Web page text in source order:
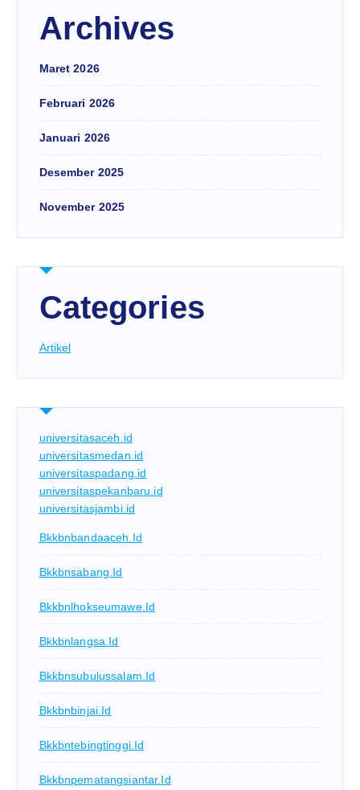
Archives
Maret 2026
Februari 2026
Januari 2026
Desember 2025
November 2025
Categories
Artikel
universitasaceh.id
universitasmedan.id
universitaspadang.id
universitaspekanbaru.id
universitasjambi.id
Bkkbnbandaaceh.id
Bkkbnsabang.id
Bkkbnlhokseumawe.id
Bkkbnlangsa.id
Bkkbnsubulussalam.id
Bkkbnbinjai.id
Bkkbntebingtinggi.id
Bkkbnpematangsiantar.id